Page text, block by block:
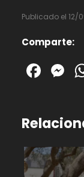
Publicado el 12/
Comparte: